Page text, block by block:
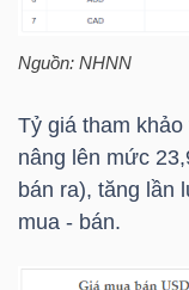
Nguồn: NHNN
Tỷ giá tham
nâng lên mức
bán ra), tăng lần
mua - bán.
Ngành
(-)
VS-
SECTOR